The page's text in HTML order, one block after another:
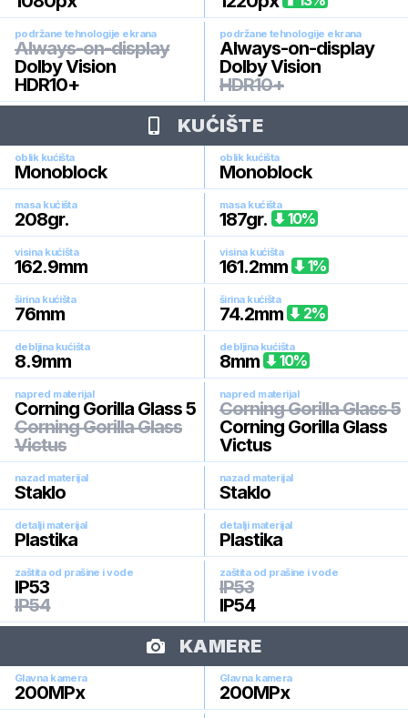
podržane tehnologije ekrana
Always-on-display
Dolby Vision
HDR10+
podržane tehnologije ekrana
Always-on-display
Dolby Vision
HDR10+
KUĆIŠTE
oblik kućišta
Monoblock
oblik kućišta
Monoblock
masa kućišta
208gr.
masa kućišta
187gr. 10%
visina kućišta
162.9mm
visina kućišta
161.2mm 1%
širina kućišta
76mm
širina kućišta
74.2mm 2%
debljina kućišta
8.9mm
debljina kućišta
8mm 10%
napred materijal
Corning Gorilla Glass 5
Corning Gorilla Glass
Victus
napred materijal
Corning Gorilla Glass 5
Corning Gorilla Glass
Victus
nazad materijal
Staklo
nazad materijal
Staklo
detalji materijal
Plastika
detalji materijal
Plastika
zaštita od prašine i vode
IP53
IP54
zaštita od prašine i vode
IP53
IP54
KAMERE
Glavna kamera
200MPx
Glavna kamera
200MPx